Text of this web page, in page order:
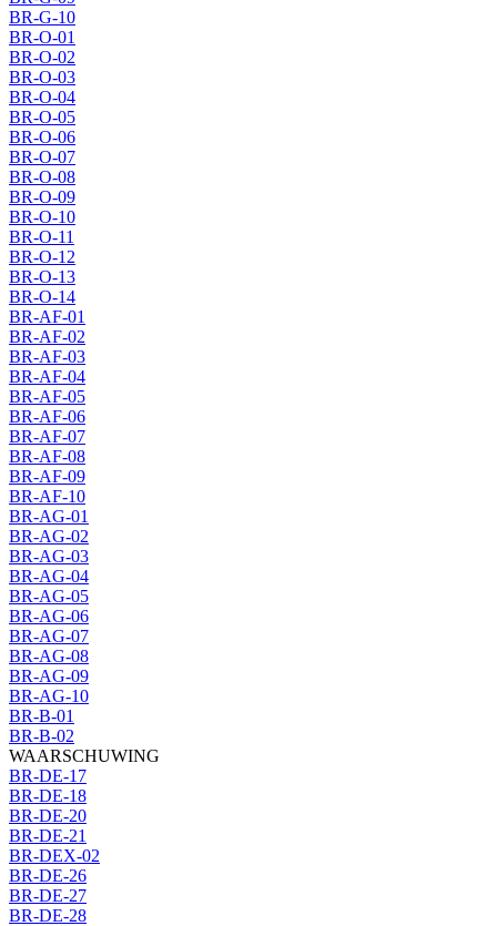
BR-G-10
BR-O-01
BR-O-02
BR-O-03
BR-O-04
BR-O-05
BR-O-06
BR-O-07
BR-O-08
BR-O-09
BR-O-10
BR-O-11
BR-O-12
BR-O-13
BR-O-14
BR-AF-01
BR-AF-02
BR-AF-03
BR-AF-04
BR-AF-05
BR-AF-06
BR-AF-07
BR-AF-08
BR-AF-09
BR-AF-10
BR-AG-01
BR-AG-02
BR-AG-03
BR-AG-04
BR-AG-05
BR-AG-06
BR-AG-07
BR-AG-08
BR-AG-09
BR-AG-10
BR-B-01
BR-B-02
WAARSCHUWING
BR-DE-17
BR-DE-18
BR-DE-20
BR-DE-21
BR-DEX-02
BR-DE-26
BR-DE-27
BR-DE-28